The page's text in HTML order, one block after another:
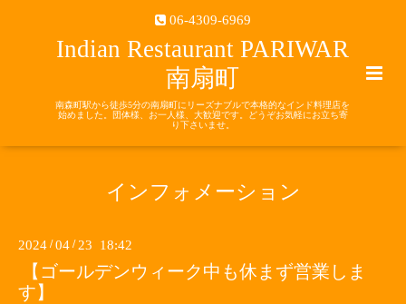
06-4309-6969
Indian Restaurant PARIWAR
南扇町
南森町駅から徒歩5分の南扇町にリーズナブルで本格的なインド料理店を
始めました。団体様、お一人様、大歓迎です。どうぞお気軽にお立ち寄
り下さいませ。
インフォメーション
2024 /04 / 23 18:42
【ゴールデンウィーク中も休まず営業しま
す】